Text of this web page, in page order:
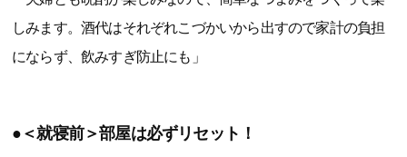
しみます。酒代はそれぞれこづかいから出すので家計の負担
にならず、飲みすぎ防止にも」
●＜就寝前＞部屋は必ずリセット！